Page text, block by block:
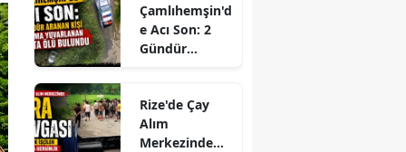
Çamlıhemşin'd
e Acı Son: 2
Gündür
Yuvarlanan
Araçta Ölü
Bulundu
Rize'de Çay
Alım
Merkezinde